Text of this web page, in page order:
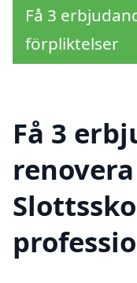
Få 3
förpliktelser
Få 3